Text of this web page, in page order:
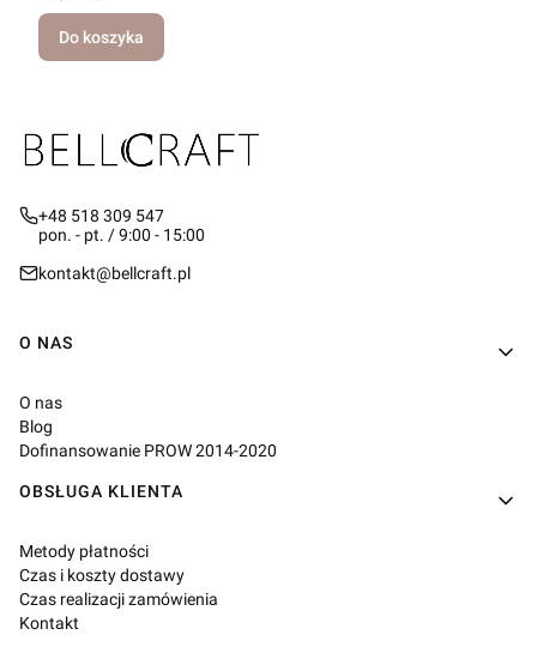
Do koszyka
+48 518 309 547
pon. - pt. / 9:00 - 15:00
kontakt@bellcraft.pl
Linki w stopce
O NAS
O nas
Blog
Dofinansowanie PROW 2014-2020
OBSŁUGA KLIENTA
Metody płatności
Czas i koszty dostawy
Czas realizacji zamówienia
Kontakt